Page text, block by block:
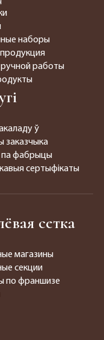
наборы
продукция
ручной работы
ў
заказчыка
па фабрыцы
сертыфікаты
сетка
магазины
секции
по франшизе